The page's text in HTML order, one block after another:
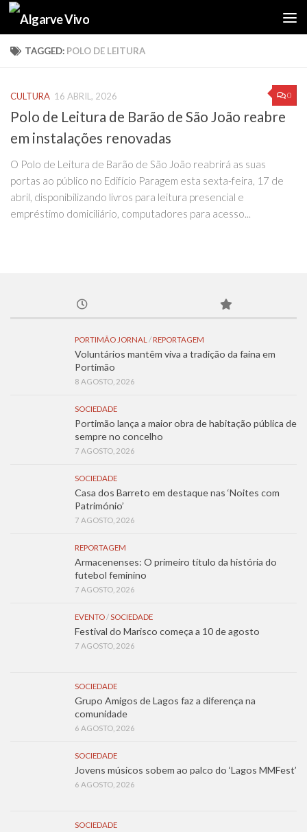
Skip to content
TAGGED: POLO DE LEITURA
0
CULTURA 16 ABRIL, 2026
Polo de Leitura de Barão de São João reabre
em instalações renovadas
O Polo de Leitura de Barão de São João reabrirá as suas
portas ao público no Edifício Paragem esta sexta-feira, 17 de
abril, disponibilizando livros para leitura presencial e
empréstimo domiciliário, computadores para acesso...
PORTIMÃO JORNAL / REPORTAGEM
Voluntários mantêm viva a tradição da faina em
Portimão
8 AGOSTO, 2026
SOCIEDADE
Portimão lança a maior obra de habitação pública de
sempre no concelho
7 AGOSTO, 2026
SOCIEDADE
Casa dos Barreto em destaque nas ‘Noites com
Património’
7 AGOSTO, 2026
REPORTAGEM
Armacenenses: O primeiro título da história do
futebol feminino
7 AGOSTO, 2026
EVENTO/SOCIEDADE
Festival do Marisco começa a 10 de agosto
7 AGOSTO, 2026
SOCIEDADE
Grupo Amigos de Lagos faz a diferença na
comunidade
6 AGOSTO, 2026
SOCIEDADE
Jovens músicos sobem ao palco do ‘Lagos MMFest’
6 AGOSTO, 2026
SOCIEDADE